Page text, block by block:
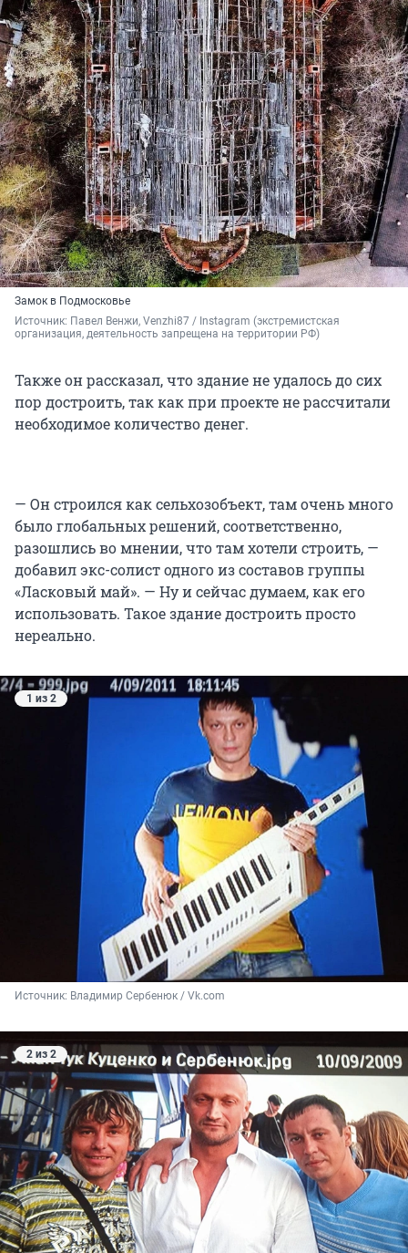
Замок в Подмосковье
Источник: Павел Венжи, Venzhi87 / Instagram (экстремистская
организация, деятельность запрещена на территории РФ)
Также он рассказал, что здание не удалось до сих
пор достроить, так как при проекте не рассчитали
необходимое количество денег.
— Он строился как сельхозобъект, там очень много
было глобальных решений, соответственно,
разошлись во мнении, что там хотели строить, —
добавил экс-солист одного из составов группы
«Ласковый май». — Ну и сейчас думаем, как его
использовать. Такое здание достроить просто
нереально.
1 из 2
Источник: Владимир Сербенюк / Vk.com
2 из 2